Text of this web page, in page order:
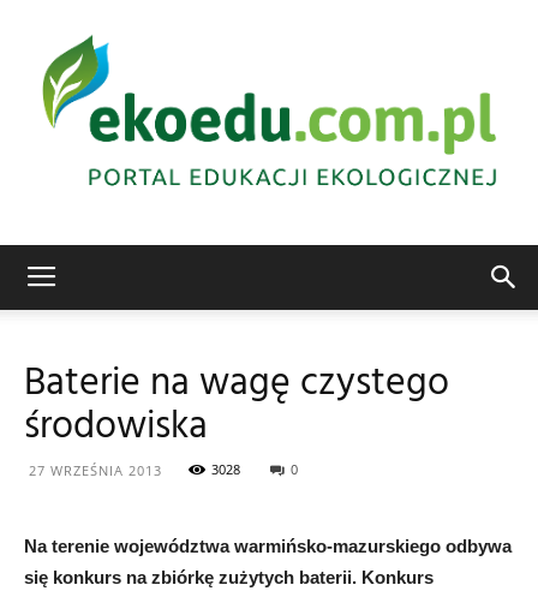
ekologiczna
Baterie na wagę czystego
środowiska
27 WRZEŚNIA 2013 3028 0
Na terenie województwa warmińsko-mazurskiego odbywa
się konkurs na zbiórkę zużytych baterii. Konkurs